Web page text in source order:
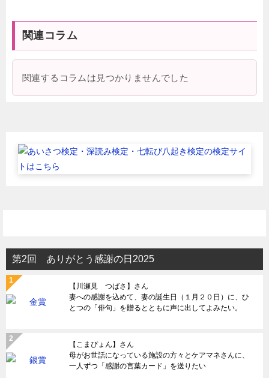
関連コラム
関連するコラムは見つかりませんでした
第2回 ありがとう感謝の日2025
【川瀬見 つばさ】さん
妻への感謝を込めて、妻の誕生日（１月２０日）に、ひ
とつの「俳句」を贈るとともに声に出してよみたい。
【こまぴょん】さん
母がお世話になっている施設の方々とケアマネさんに、
一人ずつ「感謝の言葉カード」を送りたい